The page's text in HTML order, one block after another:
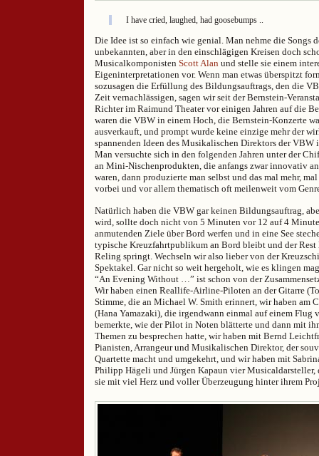
I have cried, laughed, had goosebumps ..
Die Idee ist so einfach wie genial. Man nehme die Songs
unbekannten, aber in den einschlägigen Kreisen doch
Musicalkomponisten Scott Alan und stelle sie einem
Eigeninterpretationen vor. Wenn man etwas überspitzt
sozusagen die Erfüllung des Bildungsauftrags, den die
Zeit vernachlässigen, sagen wir seit der Bernstein-
Richter im Raimund Theater vor einigen Jahren auf die
waren die VBW in einem Hoch, die Bernstein-Konzerte
ausverkauft, und prompt wurde keine einzige mehr der
spannenden Ideen des Musikalischen Direktors der VBW
Man versuchte sich in den folgenden Jahren unter der
an Mini-Nischenprodukten, die anfangs zwar innovativ
waren, dann produzierte man selbst und das mal mehr,
vorbei und vor allem thematisch oft meilenweit vom
Natürlich haben die VBW gar keinen Bildungsauftrag,
wird, sollte doch nicht von 5 Minuten vor 12 auf 4
anmutenden Ziele über Bord werfen und in eine See
typische Kreuzfahrtpublikum an Bord bleibt und der
Reling springt. Wechseln wir also lieber von der
Spektakel. Gar nicht so weit hergeholt, wie es klingen
“An Evening Without …” ist schon von der
Wir haben einen Reallife-Airline-Piloten an der Gitarre
Stimme, die an Michael W. Smith erinnert, wir haben am
(Hana Yamazaki), die irgendwann einmal auf einem Flug
bemerkte, wie der Pilot in Noten blätterte und dann mit
Themen zu besprechen hatte, wir haben mit Bernd
Pianisten, Arrangeur und Musikalischen Direktor, der
Quartette macht und umgekehrt, und wir haben mit
Philipp Hägeli und Jürgen Kapaun vier Musicaldarsteller,
sie mit viel Herz und voller Überzeugung hinter ihrem